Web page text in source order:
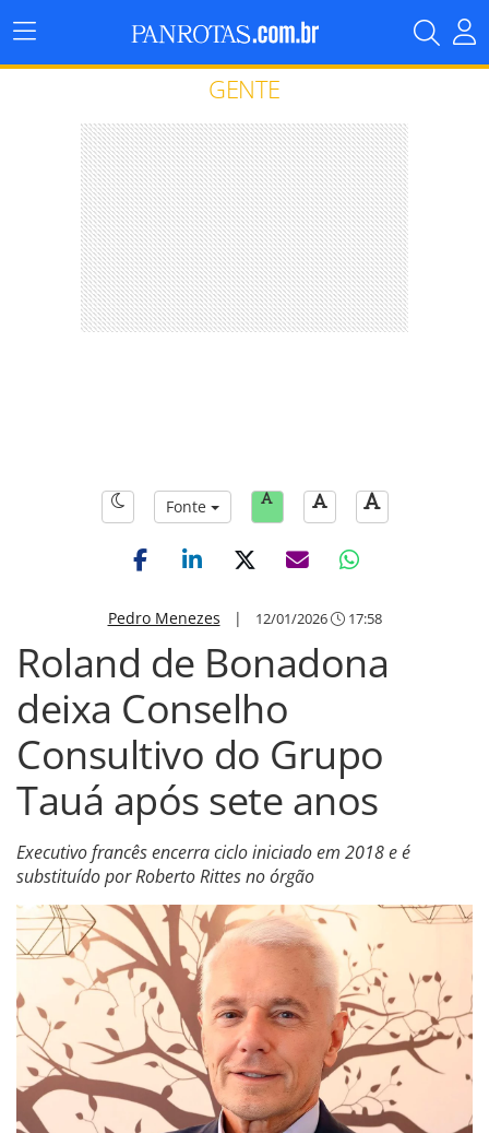
Menu
Principal
GENTE
Fonte
Pedro Menezes | 12/01/2026 17:58
Roland de Bonadona
deixa Conselho
Consultivo do Grupo
Tauá após sete anos
Executivo francês encerra ciclo iniciado em 2018 e é
substituído por Roberto Rittes no órgão